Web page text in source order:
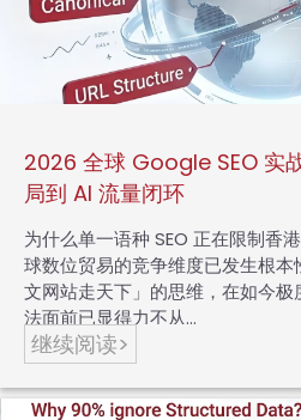
2026 全球 Google SEO 实
局到 AI 流量闭环
为什么单一语种 SEO 正在限制香
球数位贸易的竞争维度已发生根
文网站走天下」的思维，在如今
法面前已显得力不从…
继续阅读>